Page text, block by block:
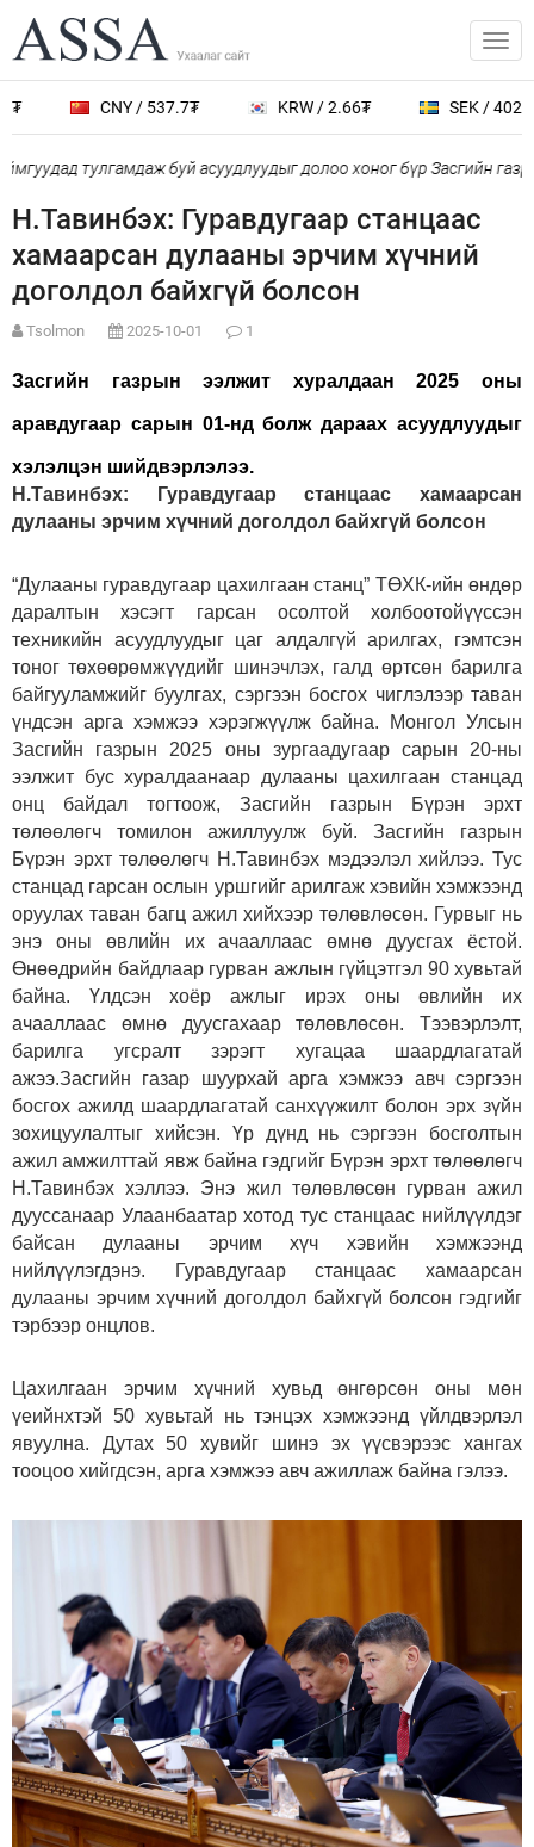
CNY / 537.7₮ KRW / 2.66₮ SEK / 402.3₮
тулгамдаж буй асуудлуудыг долоо хоног бүр Засгийн
Н.Тавинбэх: Гуравдугаар станцаас
хамаарсан дулааны эрчим хүчний
доголдол байхгүй болсон
Tsolmon 2025-10-01 1
Засгийн газрын ээлжит хуралдаан 2025 оны
аравдугаар сарын 01-нд болж дараах асуудлуудыг
хэлэлцэн шийдвэрлэлээ.
Н.Тавинбэх: Гуравдугаар станцаас хамаарсан
дулааны эрчим хүчний доголдол байхгүй болсон
“Дулааны гуравдугаар цахилгаан станц” ТӨХК-ийн өндөр
даралтын хэсэгт гарсан осолтой холбоотойүүссэн
техникийн асуудлуудыг цаг алдалгүй арилгах, гэмтсэн
тоног төхөөрөмжүүдийг шинэчлэх, галд өртсөн барилга
байгууламжийг буулгах, сэргээн босгох чиглэлээр таван
үндсэн арга хэмжээ хэрэгжүүлж байна. Монгол Улсын
Засгийн газрын 2025 оны зургаадугаар сарын 20-ны
ээлжит бус хуралдаанаар дулааны цахилгаан станцад
онц байдал тогтоож, Засгийн газрын Бүрэн эрхт
төлөөлөгч томилон ажиллуулж буй. Засгийн газрын
Бүрэн эрхт төлөөлөгч Н.Тавинбэх мэдээлэл хийлээ. Тус
станцад гарсан ослын уршгийг арилгаж хэвийн хэмжээнд
оруулах таван багц ажил хийхээр төлөвлөсөн. Гурвыг нь
энэ оны өвлийн их ачааллаас өмнө дуусгах ёстой.
Өнөөдрийн байдлаар гурван ажлын гүйцэтгэл 90 хувьтай
байна. Үлдсэн хоёр ажлыг ирэх оны өвлийн их
ачааллаас өмнө дуусгахаар төлөвлөсөн. Тээвэрлэлт,
барилга угсралт зэрэгт хугацаа шаардлагатай
ажээ.Засгийн газар шуурхай арга хэмжээ авч сэргээн
босгох ажилд шаардлагатай санхүүжилт болон эрх зүйн
зохицуулалтыг хийсэн. Үр дүнд нь сэргээн босголтын
ажил амжилттай явж байна гэдгийг Бүрэн эрхт төлөөлөгч
Н.Тавинбэх хэллээ. Энэ жил төлөвлөсөн гурван ажил
дууссанаар Улаанбаатар хотод тус станцаас нийлүүлдэг
байсан дулааны эрчим хүч хэвийн хэмжээнд
нийлүүлэгдэнэ. Гуравдугаар станцаас хамаарсан
дулааны эрчим хүчний доголдол байхгүй болсон гэдгийг
тэрбээр онцлов.
Цахилгаан эрчим хүчний хувьд өнгөрсөн оны мөн
үеийнхтэй 50 хувьтай нь тэнцэх хэмжээнд үйлдвэрлэл
явуулна. Дутах 50 хувийг шинэ эх үүсвэрээс хангах
тооцоо хийгдсэн, арга хэмжээ авч ажиллаж байна гэлээ.